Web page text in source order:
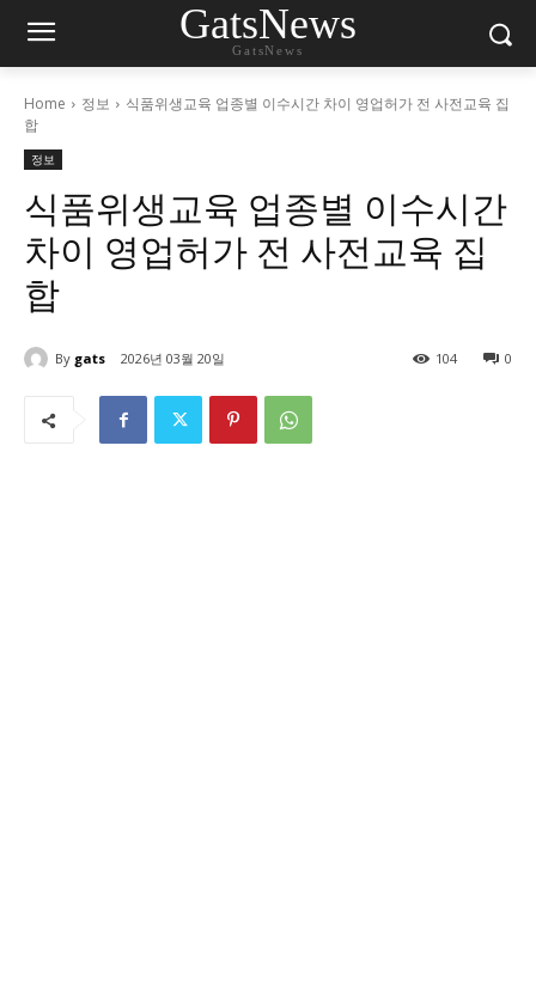
GatsNews
GatsNews
Home 정보
식품위생교육 업종별 이수시간 차이 영업허가 전 사전교육 집
합
정보
식품위생교육 업종별 이수시간
차이 영업허가 전 사전교육 집
합
By gats 2026년 03월 20일 0
104